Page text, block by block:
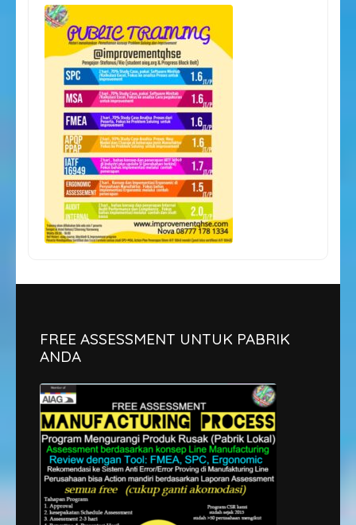
FREE ASSESSMENT UNTUK PABRIK
ANDA